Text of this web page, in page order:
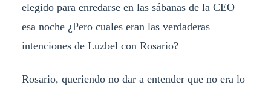
elegido para enredarse en las sábanas de la CEO
esa noche ¿Pero cuales eran las verdaderas
intenciones de Luzbel con Rosario?
Rosario, queriendo no dar a entender que no era lo